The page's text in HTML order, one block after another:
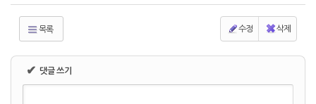
목록 수정 삭제
✔ 댓글 쓰기